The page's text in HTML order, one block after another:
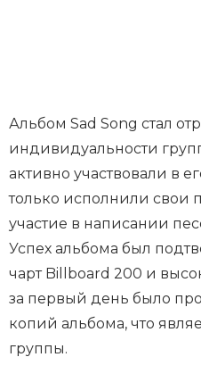
Альбом Sad Song стал
индивидуальности
активно участвовали в
только исполнили свои
участие в написании
Успех альбома был
чарт Billboard 200 и
за первый день было
копий альбома, что
группы.